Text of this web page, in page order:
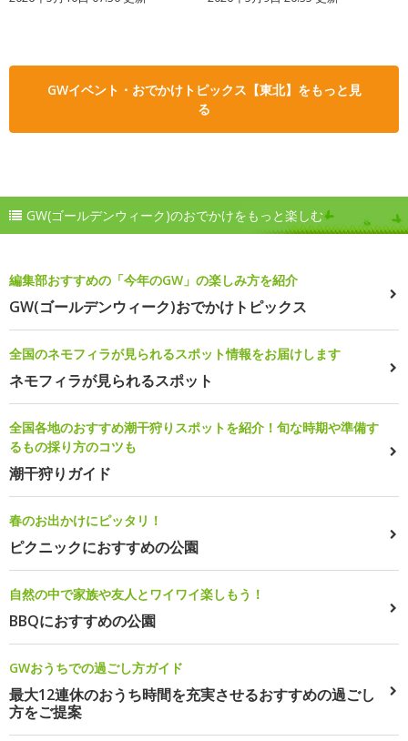
GWイベント・おでかけトピックス【東北】をもっと見
る
GW(ゴールデンウィーク)のおでかけをもっと楽しむ
編集部おすすめの「今年のGW」の楽しみ方を紹介
GW(ゴールデンウィーク)おでかけトピックス
全国のネモフィラが見られるスポット情報をお届けします
ネモフィラが見られるスポット
全国各地のおすすめ潮干狩りスポットを紹介！旬な時期や準備す
るもの採り方のコツも
潮干狩りガイド
春のお出かけにピッタリ！
ピクニックにおすすめの公園
自然の中で家族や友人とワイワイ楽しもう！
BBQにおすすめの公園
GWおうちでの過ごし方ガイド
最大12連休のおうち時間を充実させるおすすめの過ごし
方をご提案